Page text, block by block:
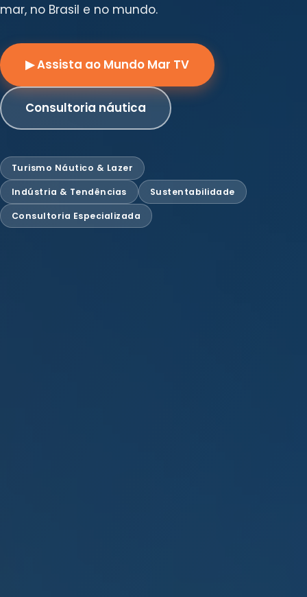
mar, no Brasil e no mundo.
▶ Assista ao Mundo Mar TV
Consultoria náutica
Turismo Náutico & Lazer
Indústria & Tendências Sustentabilidade
Consultoria Especializada